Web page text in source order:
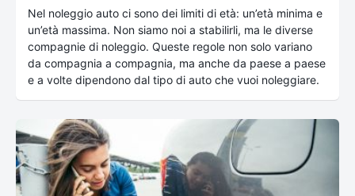
Nel noleggio auto ci sono dei limiti di età: un’età minima e
un’età massima. Non siamo noi a stabilirli, ma le diverse
compagnie di noleggio. Queste regole non solo variano
da compagnia a compagnia, ma anche da paese a paese
e a volte dipendono dal tipo di auto che vuoi noleggiare.